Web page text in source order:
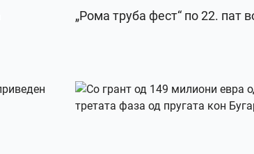
„Рома труба фест“ по 22. пат